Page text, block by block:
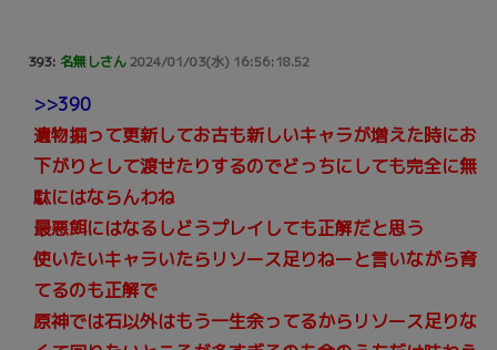
393: 名無しさん2024/01/03(水) 16:56:18.52
>>390
遺物掘って更新してお古も新しいキャラが増えた時にお
下がりとして渡せたりするのでどっちにしても完全に無
駄にはならんわね
最悪餌にはなるしどうプレイしても正解だと思う
使いたいキャラいたらリソース足りねーと言いながら育
てるのも正解で
原神では石以外はもう一生余ってるからリソース足りな